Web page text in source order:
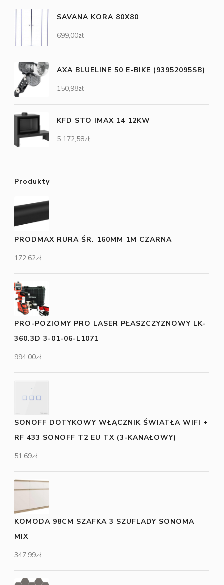
SAVANA KORA 80X80
699,00zł
AXA BLUELINE 50 E-BIKE (93952095SB)
150,98zł
KFD STO IMAX 14 12KW
5 172,58zł
Produkty
PRODMAX RURA ŚR. 160MM 1M CZARNA
172,62zł
PRO-POZIOMY PRO LASER PŁASZCZYZNOWY LK-
360.3D 3-01-06-L1071
994,00zł
SONOFF DOTYKOWY WŁĄCZNIK ŚWIATŁA WIFI +
RF 433 SONOFF T2 EU TX (3-KANAŁOWY)
51,69zł
KOMODA 98CM SZAFKA 3 SZUFLADY SONOMA
MIX
347,99zł